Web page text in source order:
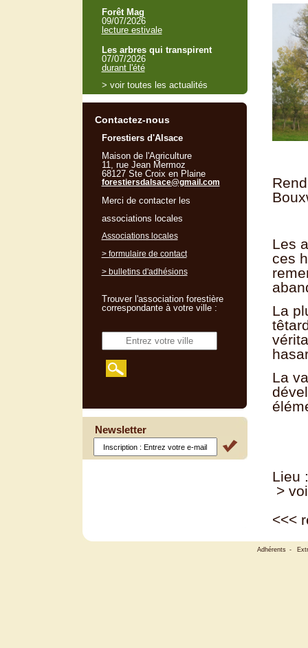
Les
ces
La
La
Lieu
>
<<<
Forêt Mag
09/07/2026
lecture estivale
Les arbres qui transpirent
07/07/2026
durant l'été
> voir toutes les actualités
Contactez-nous
Forestiers d'Alsace
Maison de l'Agriculture
11, rue Jean Mermoz
68127 Ste Croix en Plaine
forestiersdalsace@gmail.com
Merci de contacter les
associations locales
Associations locales
> formulaire de contact
> bulletins d'adhésions
Trouver l'association forestière
correspondante à votre ville :
Newsletter
Adhérents -